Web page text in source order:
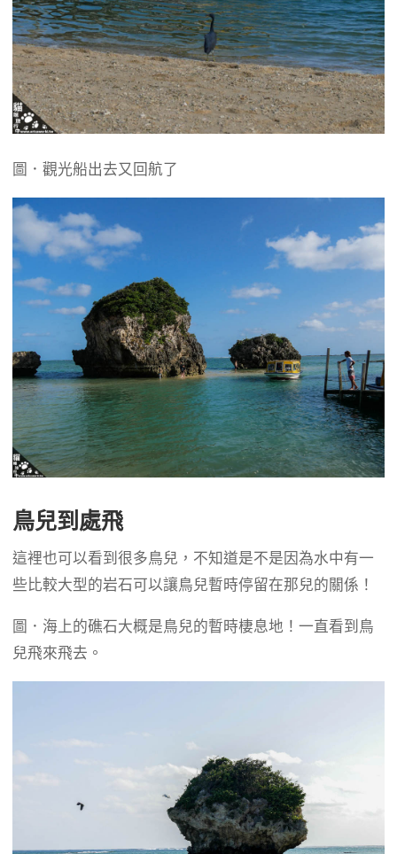
圖．觀光船出去又回航了
鳥兒到處飛
這裡也可以看到很多鳥兒，不知道是不是因為水中有一
些比較大型的岩石可以讓鳥兒暫時停留在那兒的關係！
圖．海上的礁石大概是鳥兒的暫時棲息地！一直看到鳥
兒飛來飛去。